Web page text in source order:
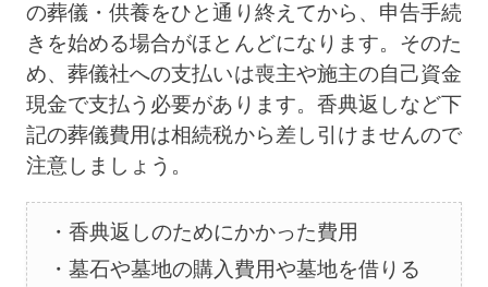
の葬儀・供養をひと通り終えてから、申告手続
きを始める場合がほとんどになります。そのた
め、葬儀社への支払いは喪主や施主の自己資金
現金で支払う必要があります。香典返しなど下
記の葬儀費用は相続税から差し引けませんので
注意しましょう。
香典返しのためにかかった費用
墓石や墓地の購入費用や墓地を借りる